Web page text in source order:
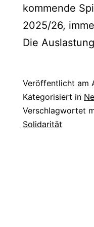
kommende
2025/26,
Die
Veröffentlicht am
Kategorisiert in
Verschlagwortet
Solidarität